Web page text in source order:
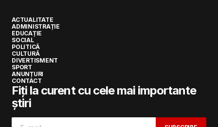
ACTUALITATE
ADMINISTRAȚIE
EDUCAȚIE
SOCIAL
POLITICĂ
CULTURĂ
DIVERTISMENT
SPORT
ANUNȚURI
CONTACT
Fiți la curent cu cele mai importante
știri